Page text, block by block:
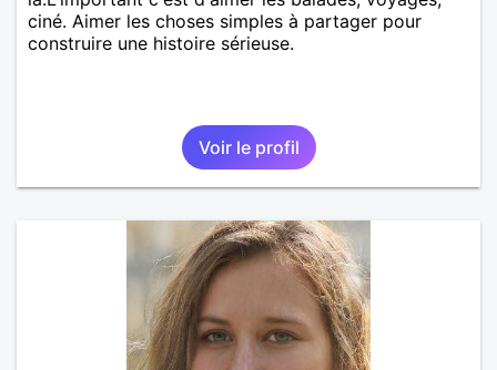
ciné. Aimer les choses simples à partager pour
construire une histoire sérieuse.
Voir le profil